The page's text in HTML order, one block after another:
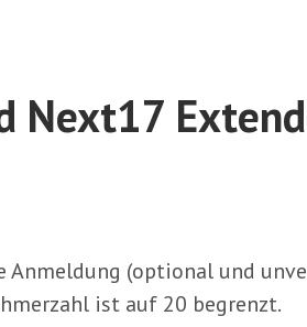
Next17
Anmeldung (optional und
ist auf 20 begrenzt.